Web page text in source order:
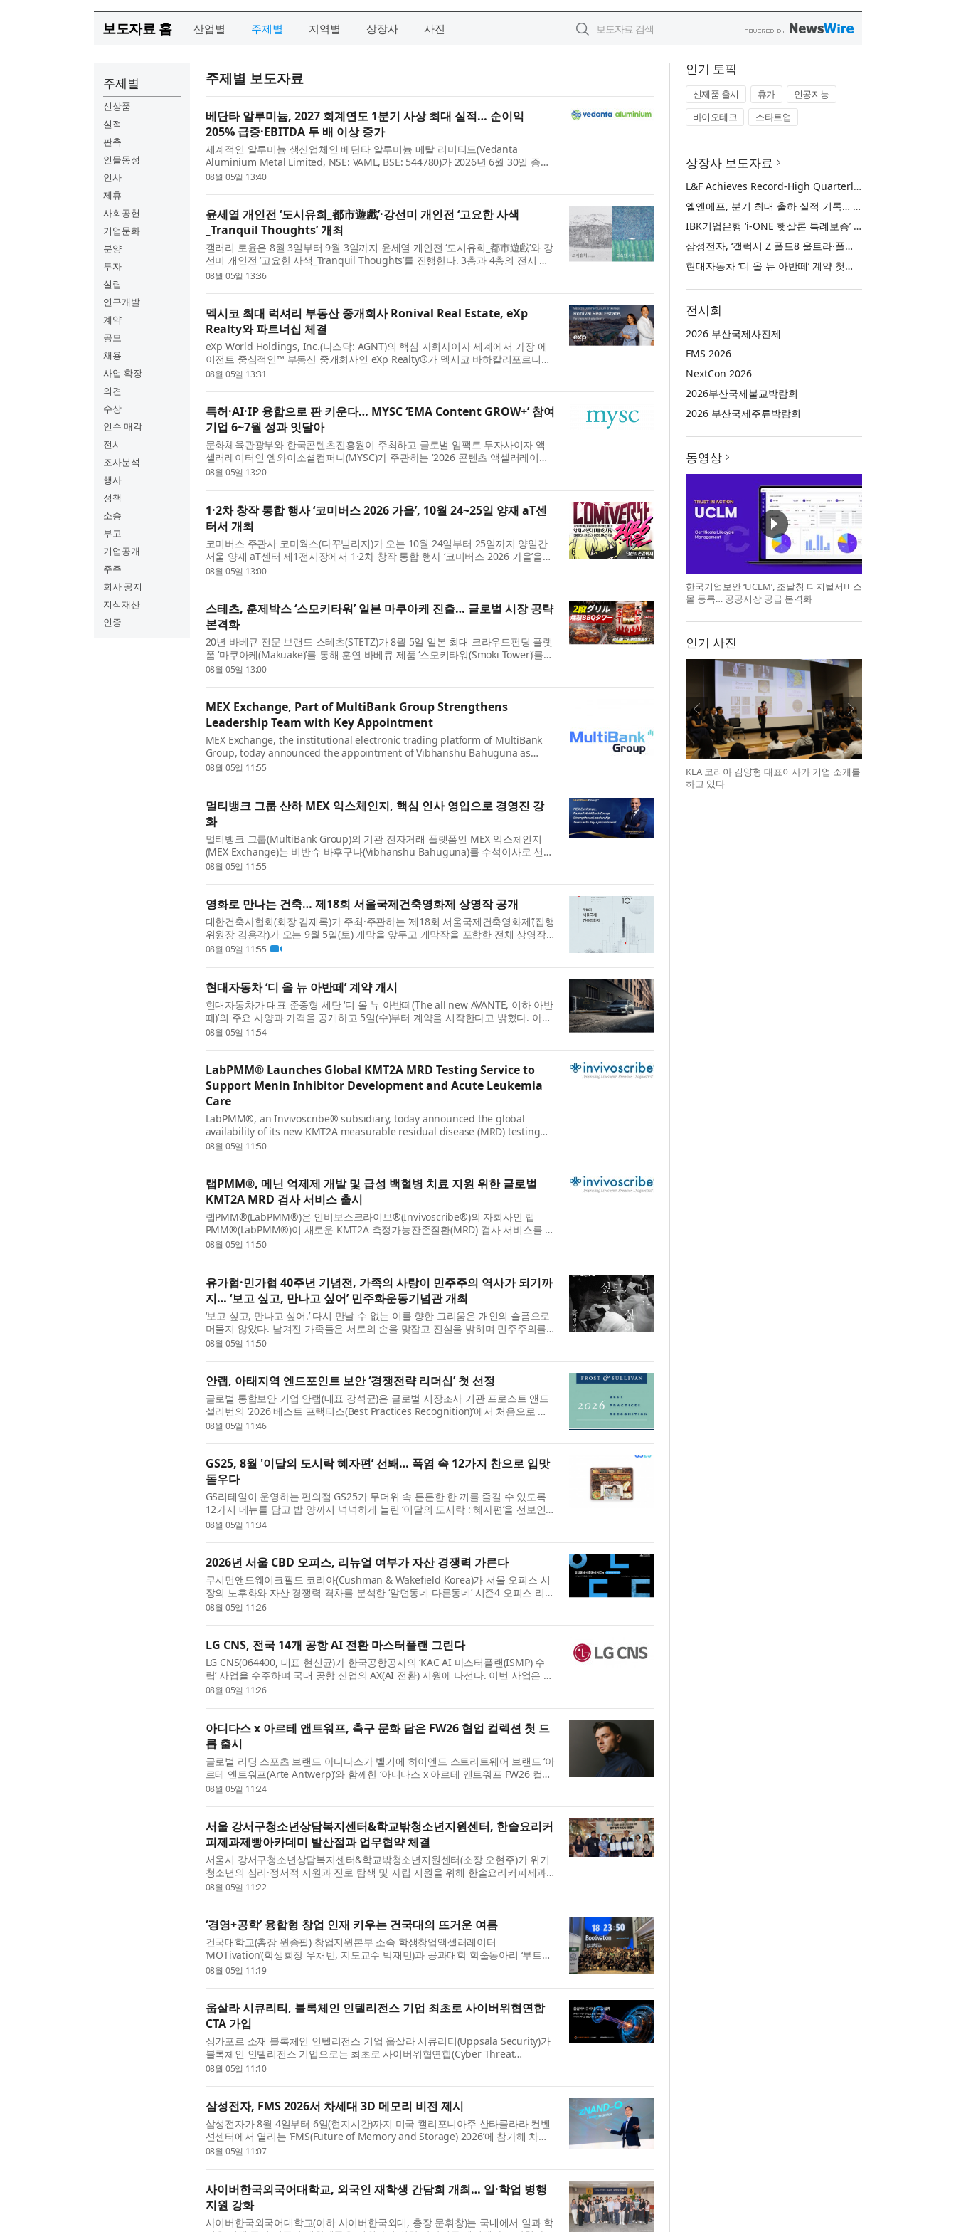
보도자료 홈 산업별 주제별 지역별 상장사 사진
주제별
신상품
실적
판촉
인물동정
인사
제휴
사회공헌
기업문화
분양
투자
설립
연구개발
계약
공모
채용
사업 확장
의견
수상
인수 매각
전시
조사분석
행사
정책
소송
부고
기업공개
주주
회사 공지
지식재산
인증
주제별 보도자료
베단타 알루미늄, 2027 회계연도 1분기 사상 최대 실적… 순이익
205% 급증·EBITDA 두 배 이상 증가
세계적인 알루미늄 생산업체인 베단타 알루미늄 메탈 리미티드(Vedanta
Aluminium Metal Limited, NSE: VAML, BSE: 544780)가 2026년 6월 30일 종료
분기의 사상 최대 재무 실적을 발표했다. 이번 실적은 인적분할 이후 독...
08월 05일 13:40
윤세열 개인전 ‘도시유희_都市遊戲’·강선미 개인전 ‘고요한 사색
_Tranquil Thoughts’ 개최
갤러리 로윤은 8월 3일부터 9월 3일까지 윤세열 개인전 ‘도시유희_都市遊戲’와 강
선미 개인전 ‘고요한 사색_Tranquil Thoughts’를 진행한다. 3층과 4층의 전시 공
간에서 펼쳐지는 두 개인전은 각기 독립적인 작업 세계를 유...
08월 05일 13:36
멕시코 최대 럭셔리 부동산 중개회사 Ronival Real Estate, eXp
Realty와 파트너십 체결
eXp World Holdings, Inc.(나스닥: AGNT)의 핵심 자회사이자 세계에서 가장 에
이전트 중심적인™ 부동산 중개회사인 eXp Realty®가 멕시코 바하칼리포르니아
수르(Baja California Sur) 지역에서 거래 건수 기준 1위 부동산 ...
08월 05일 13:31
특허·AI·IP 융합으로 판 키운다… MYSC ‘EMA Content GROW+’ 참여
기업 6~7월 성과 잇달아
문화체육관광부와 한국콘텐츠진흥원이 주최하고 글로벌 임팩트 투자사이자 액
셀러레이터인 엠와이소셜컴퍼니(MYSC)가 주관하는 ‘2026 콘텐츠 액셀러레이터
연계지원 프로그램: 2026 EMA Content GROW+’ 참여 기업들이 올 6~...
08월 05일 13:20
1·2차 창작 통합 행사 ‘코미버스 2026 가을’, 10월 24~25일 양재 aT센
터서 개최
코미버스 주관사 코미웍스(다꾸빌리지)가 오는 10월 24일부터 25일까지 양일간
서울 양재 aT센터 제1전시장에서 1·2차 창작 통합 행사 ‘코미버스 2026 가을’을
개최한다. 코미버스는 오리지널 창작과 2차 창작을 한자리에서...
08월 05일 13:00
스테츠, 훈제박스 ‘스모키타워’ 일본 마쿠아케 진출… 글로벌 시장 공략
본격화
20년 바베큐 전문 브랜드 스테츠(STETZ)가 8월 5일 일본 최대 크라우드펀딩 플랫
폼 ‘마쿠아케(Makuake)’를 통해 훈연 바베큐 제품 ‘스모키타워(Smoki Tower)’를
선보이며 일본 시장 공략에 본격적으로 나선다고 밝혔다. 이...
08월 05일 13:00
MEX Exchange, Part of MultiBank Group Strengthens
Leadership Team with Key Appointment
MEX Exchange, the institutional electronic trading platform of MultiBank
Group, today announced the appointment of Vibhanshu Bahuguna as
Senior Director, reinforcing the company's commitment to building a wo...
08월 05일 11:55
멀티뱅크 그룹 산하 MEX 익스체인지, 핵심 인사 영입으로 경영진 강
화
멀티뱅크 그룹(MultiBank Group)의 기관 전자거래 플랫폼인 MEX 익스체인지
(MEX Exchange)는 비반슈 바후구나(Vibhanshu Bahuguna)를 수석이사로 선임
했다고 발표했다. 이번 인사는 글로벌 기관 대상 사업과 기술 역량을 확...
08월 05일 11:55
영화로 만나는 건축… 제18회 서울국제건축영화제 상영작 공개
대한건축사협회(회장 김재록)가 주최·주관하는 ‘제18회 서울국제건축영화제’(집행
위원장 김용각)가 오는 9월 5일(토) 개막을 앞두고 개막작을 포함한 전체 상영작
14편을 공개했다. 올해 영화제에서는 12개국 14편의 작품이...
08월 05일 11:55
현대자동차 ‘디 올 뉴 아반떼’ 계약 개시
현대자동차가 대표 준중형 세단 ‘디 올 뉴 아반떼(The all new AVANTE, 이하 아반
떼)’의 주요 사양과 가격을 공개하고 5일(수)부터 계약을 시작한다고 밝혔다. 아반
떼는 6년 만에 선보이는 8세대 완전변경 모델로, △정교한 ...
08월 05일 11:54
LabPMM® Launches Global KMT2A MRD Testing Service to
Support Menin Inhibitor Development and Acute Leukemia
Care
LabPMM®, an Invivoscribe® subsidiary, today announced the global
availability of its new KMT2A measurable residual disease (MRD) testing
service. The highly sensitive digital PCR service is available to heal...
08월 05일 11:50
랩PMM®, 메닌 억제제 개발 및 급성 백혈병 치료 지원 위한 글로벌
KMT2A MRD 검사 서비스 출시
랩PMM®(LabPMM®)은 인비보스크라이브®(Invivoscribe®)의 자회사인 랩
PMM®(LabPMM®)이 새로운 KMT2A 측정가능잔존질환(MRD) 검사 서비스를 전
세계에서 제공한다고 발표했다. 고감도 디지털 PCR 기반의 이 서비스는 랩PMM
08월 05일 11:50
유가협·민가협 40주년 기념전, 가족의 사랑이 민주주의 역사가 되기까
지… ‘보고 싶고, 만나고 싶어’ 민주화운동기념관 개최
‘보고 싶고, 만나고 싶어.’ 다시 만날 수 없는 이를 향한 그리움은 개인의 슬픔으로
머물지 않았다. 남겨진 가족들은 서로의 손을 맞잡고 진실을 밝히며 민주주의를
지켜왔다. 그들의 기다림과 실천은 어느덧 민주주의를 지...
08월 05일 11:50
안랩, 아태지역 엔드포인트 보안 ‘경쟁전략 리더십’ 첫 선정
글로벌 통합보안 기업 안랩(대표 강석균)은 글로벌 시장조사 기관 프로스트 앤드
설리번의 ‘2026 베스트 프랙티스(Best Practices Recognition)’에서 처음으로 아
시아·태평양 엔드포인트 보안 부문 ‘경쟁전략 리더십(Compet...
08월 05일 11:46
GS25, 8월 '이달의 도시락 혜자편’ 선봬… 폭염 속 12가지 찬으로 입맛
돋우다
GS리테일이 운영하는 편의점 GS25가 무더위 속 든든한 한 끼를 즐길 수 있도록
12가지 메뉴를 담고 밥 양까지 넉넉하게 늘린 ‘이달의 도시락 : 혜자편’을 선보인
다. GS25의 ‘이달의 도시락’은 매월 첫째 주 콘셉트를 정해 ...
08월 05일 11:34
2026년 서울 CBD 오피스, 리뉴얼 여부가 자산 경쟁력 가른다
쿠시먼앤드웨이크필드 코리아(Cushman & Wakefield Korea)가 서울 오피스 시
장의 노후화와 자산 경쟁력 격차를 분석한 ‘알던동네 다른동네’ 시즌4 오피스 리뉴
얼편을 발표했다. 이번 보고서는 쿠시먼앤드웨이크필드가 독점 ...
08월 05일 11:26
LG CNS, 전국 14개 공항 AI 전환 마스터플랜 그린다
LG CNS(064400, 대표 현신균)가 한국공항공사의 ‘KAC AI 마스터플랜(ISMP) 수
립’ 사업을 수주하며 국내 공항 산업의 AX(AI 전환) 지원에 나선다. 이번 사업은 김
포, 김해, 제주 등 전국 14개 공항 운영 전반에 AI를 적용하...
08월 05일 11:26
아디다스 x 아르테 앤트워프, 축구 문화 담은 FW26 협업 컬렉션 첫 드
롭 출시
글로벌 리딩 스포츠 브랜드 아디다스가 벨기에 하이엔드 스트리트웨어 브랜드 ‘아
르테 앤트워프(Arte Antwerp)’와 함께한 ‘아디다스 x 아르테 앤트워프 FW26 컬렉
션’의 첫 드롭을 공개했다. 아디다스와 아르테 앤트워프는 ...
08월 05일 11:24
서울 강서구청소년상담복지센터&학교밖청소년지원센터, 한솔요리커
피제과제빵아카데미 발산점과 업무협약 체결
서울시 강서구청소년상담복지센터&학교밖청소년지원센터(소장 오현주)가 위기
청소년의 심리·정서적 지원과 진로 탐색 및 자립 지원을 위해 한솔요리커피제과
제빵아카데미 발산점(대표이사 이서욱)과 협업을 위한 업무협약을...
08월 05일 11:22
‘경영+공학’ 융합형 창업 인재 키우는 건국대의 뜨거운 여름
건국대학교(총장 원종필) 창업지원본부 소속 학생창업액셀러레이터
‘MOTivation’(학생회장 우채빈, 지도교수 박재민)과 공과대학 학술동아리 ‘부트사
차원’(학생회장 김용진, 지도교수 김원준), 창업지원본부(본부장 배성준)...
08월 05일 11:19
웁살라 시큐리티, 블록체인 인텔리전스 기업 최초로 사이버위협연합
CTA 가입
싱가포르 소재 블록체인 인텔리전스 기업 웁살라 시큐리티(Uppsala Security)가
블록체인 인텔리전스 기업으로는 최초로 사이버위협연합(Cyber Threat
Alliance, CTA)의 제휴 회원(Affiliate Member)으로 가입했다고 밝혔다...
08월 05일 11:10
삼성전자, FMS 2026서 차세대 3D 메모리 비전 제시
삼성전자가 8월 4일부터 6일(현지시간)까지 미국 캘리포니아주 산타클라라 컨벤
션센터에서 열리는 ‘FMS(Future of Memory and Storage) 2026’에 참가해 차세
대 3D 메모리 아키텍처인 zHBM과 zNAND-O의 목업(Mock-up)을 업계...
08월 05일 11:07
사이버한국외국어대학교, 외국인 재학생 간담회 개최… 일·학업 병행
지원 강화
사이버한국외국어대학교(이하 사이버한국외대, 총장 문휘창)는 국내에서 일과 학
인기 토픽
신제품 출시 휴가
인공지능
바이오테크
스타트업
상장사 보도자료
L&F Achieves Record-High Quarterly Shipments, Begins LFP Supply for North American ESS in Q3 Advancing its Two-Track NCM and LFP Growth Strategy
엘앤에프, 분기 최대 출하 실적 기록… 3분기 북미 ESS향 LFP 공급 착수 NCM+LFP ‘2-Track’ 성장 전략 실현
IBK기업은행 ‘i-ONE 햇살론 특례보증’ 출시
삼성전자, ‘갤럭시 Z 폴드8 울트라·폴드8·플립8’과 ‘갤럭시 워치 울트라2·워치9’ 국내 공식 출시
현대자동차 ‘디 올 뉴 아반떼’ 계약 첫날 1만 대 돌파
전시회
2026 부산국제사진제
FMS 2026
NextCon 2026
2026부산국제불교박람회
2026 부산국제주류박람회
동영상
한국기업보안 ‘UCLM’, 조달청 디지털서비스
몰 등록… 공공시장 공급 본격화
인기 사진
KLA 코리아 김양형 대표이사가 기업 소개를
하고 있다